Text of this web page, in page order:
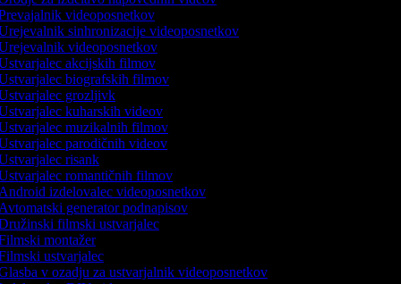
videoposnetkov
sinhronizacije videoposnetkov
videoposnetkov
akcijskih filmov
biografskih filmov
grozljivk
kuharskih videov
muzikalnih filmov
parodičnih videov
risank
romantičnih filmov
izdelovalec videoposnetkov
generator podnapisov
filmski ustvarjalec
montažer
ustvarjalec
v ozadju za ustvarjalnik videoposnetkov